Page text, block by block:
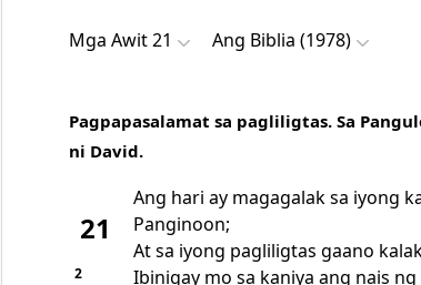
Mga Awit 21 Ang Biblia (1978)
Pagpapasalamat sa pagliligtas. Sa
ni David.
21
Ang hari ay magagalak sa iyong
Panginoon;
Atsa iyong pagliligtas gaano
2 Ibinigay mo sa kaniya ang nais